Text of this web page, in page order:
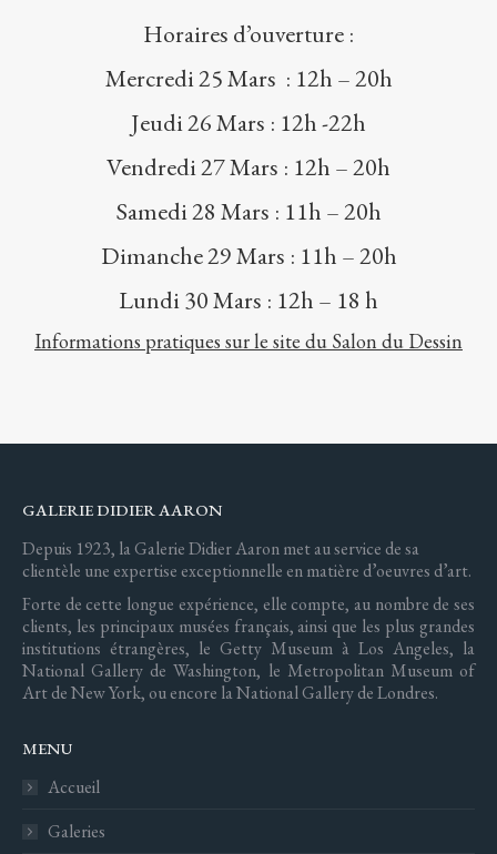
Horaires d’ouverture :
Mercredi 25 Mars : 12h – 20h
Jeudi 26 Mars : 12h -22h
Vendredi 27 Mars : 12h – 20h
Samedi 28 Mars : 11h – 20h
Dimanche 29 Mars : 11h – 20h
Lundi 30 Mars : 12h – 18 h
Informations pratiques sur le site du Salon du Dessin
GALERIE DIDIER AARON
Depuis 1923, la Galerie Didier Aaron met au service de sa
clientèle une expertise exceptionnelle en matière d’oeuvres d’art.
Forte de cette longue expérience, elle compte, au nombre de ses
clients, les principaux musées français, ainsi que les plus grandes
institutions étrangères, le Getty Museum à Los Angeles, la
National Gallery de Washington, le Metropolitan Museum of
Art de New York, ou encore la National Gallery de Londres.
MENU
Accueil
Galeries